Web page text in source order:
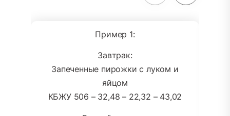
Пример 1:
Завтрак:
Запеченные пирожки с луком и
яйцом
КБЖУ 506 – 32,48 – 22,32 – 43,02